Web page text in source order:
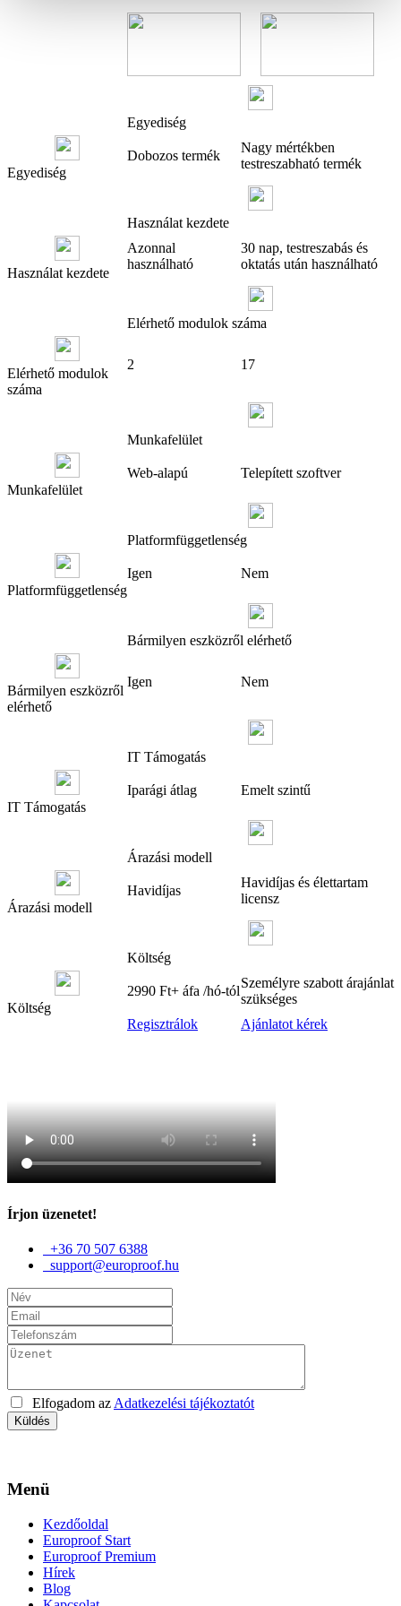
Egyediség
Egyediség
Dobozos termék
Nagy mértékben
testreszabható termék
Használat kezdete
Használat kezdete
Azonnal
használható
30 nap, testreszabás és
oktatás után használható
Elérhető modulok száma
Elérhető modulok
száma
2 17
Munkafelület
Munkafelület
Web-alapú Telepített szoftver
Platformfüggetlenség
Platformfüggetlenség
Igen Nem
Bármilyen eszközről elérhető
Bármilyen eszközről
elérhető
Igen Nem
IT Támogatás
IT Támogatás
Iparági átlag Emelt szintű
Árazási modell
Árazási modell
Havidíjas
Havidíjas és élettartam
licensz
Költség
Költség
2990 Ft+ áfa /hó-tól
Személyre szabott árajánlat
szükséges
Regisztrálok
Ajánlatot kérek
Írjon üzenetet!
+36 70 507 6388
support@europroof.hu
Elfogadom az Adatkezelési tájékoztatót
Küldés
Menü
Kezdőoldal
Europroof Start
Europroof Premium
Hírek
Blog